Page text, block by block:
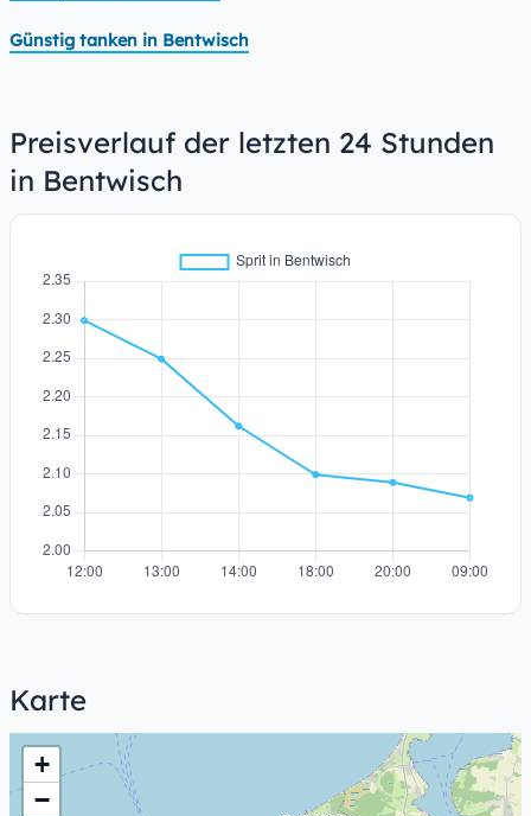
Günstig tanken in Bentwisch
Preisverlauf der letzten 24 Stunden
in Bentwisch
Karte
+
−